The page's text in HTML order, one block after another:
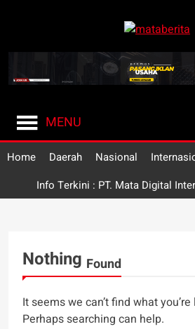
MENU
Home Daerah Nasional
Info Terkini : PT. Mata Digital
Nothing Found
It seems we can’t find what
Perhaps searching can help.